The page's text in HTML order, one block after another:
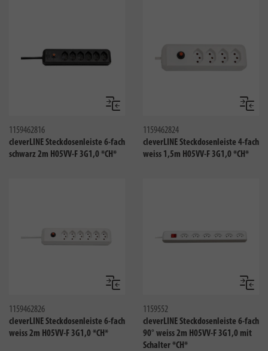
Vergleichen
1159462816
cleverLINE Steckdosenleiste 6-fach
schwarz 2m H05VV-F 3G1,0 *CH*
1159462824
cleverLINE Steckdosenleiste 4-fach
weiss 1,5m H05VV-F 3G1,0 *CH*
Vergleichen
1159462826
cleverLINE Steckdosenleiste 6-fach
weiss 2m H05VV-F 3G1,0 *CH*
1159552
cleverLINE Steckdosenleiste 6-fach
90° weiss 2m H05VV-F 3G1,0 mit
Schalter *CH*